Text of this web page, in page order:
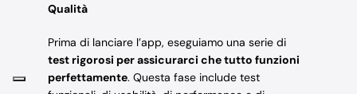
Qualità
Prima di lanciare l’app, eseguiamo una serie di
test rigorosi per assicurarci che tutto funzioni
perfettamente. Questa fase include test